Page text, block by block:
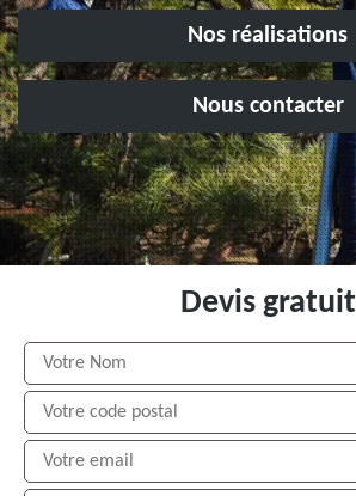
Nos réalisations
Nous contacter
Devis gratuit